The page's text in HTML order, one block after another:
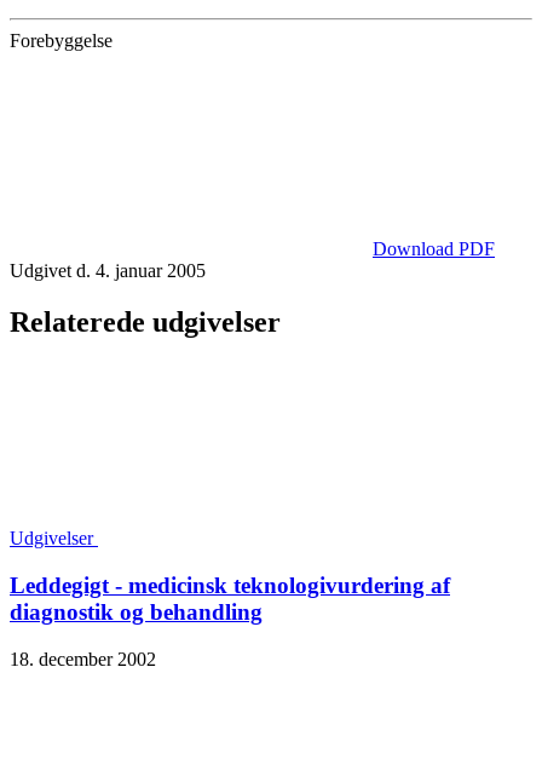
Forebyggelse
Download PDF
Udgivet d. 4. januar 2005
Relaterede udgivelser
Udgivelser
Leddegigt - medicinsk teknologivurdering af
diagnostik og behandling
18. december 2002